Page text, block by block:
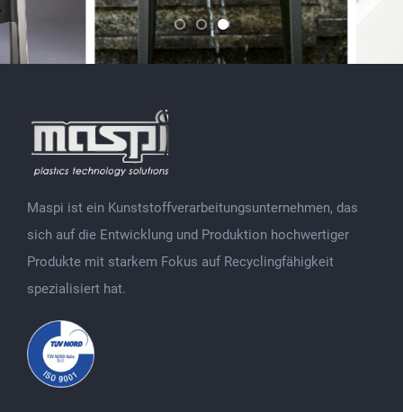
Maspi ist ein Kunststoffverarbeitungsunternehmen, das
sich auf die Entwicklung und Produktion hochwertiger
Produkte mit starkem Fokus auf Recyclingfähigkeit
spezialisiert hat.